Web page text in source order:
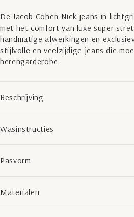
De Jacob Cohën Nick jeans in
met het comfort van luxe super
handmatige afwerkingen en
stijlvolle en veelzijdige jeans die
herengarderobe.
Beschrijving
Wasinstructies
Pasvorm
Materialen